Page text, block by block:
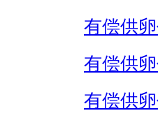
有偿供
有偿供
有偿供